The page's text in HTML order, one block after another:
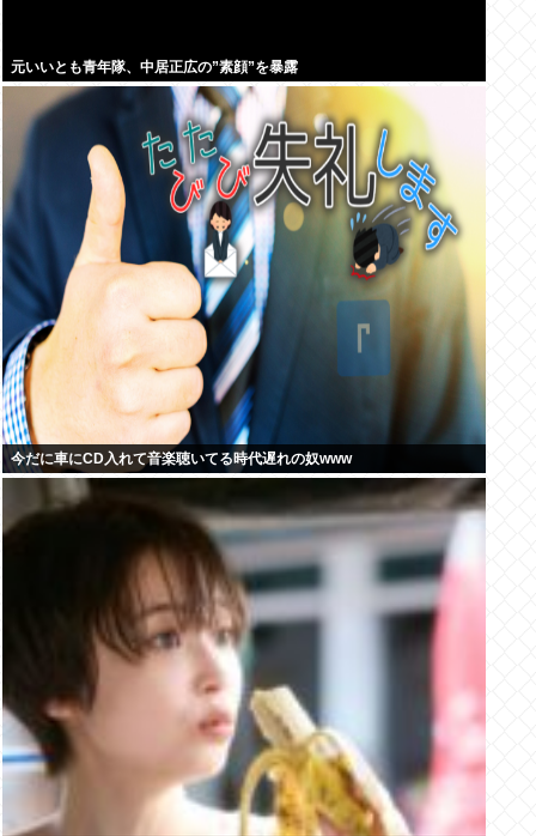
元いいとも青年隊、中居正広の”素顔”を暴露
今だに車にCD入れて音楽聴いてる時代遅れの奴www